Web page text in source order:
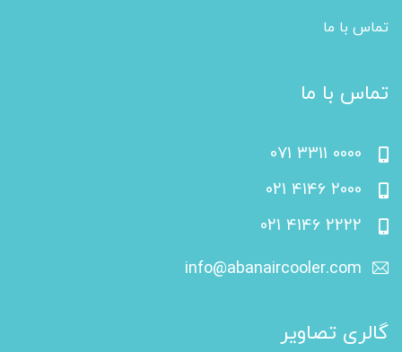
تماس با ما
تماس با ما
071 3311 0000
021 4146 2000
021 4146 2222
info@abanaircooler.com
گالری تصاویر